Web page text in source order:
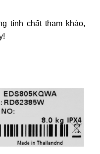
tính chất tham khảo,